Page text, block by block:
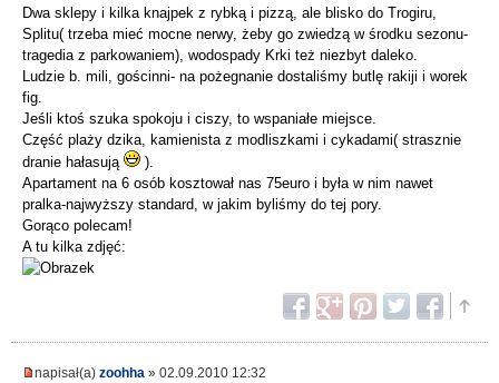
Dwa sklepy i kilka knajpek z rybką i pizzą, ale blisko do Trogiru,
Splitu( trzeba mieć mocne nerwy, żeby go zwiedzą w środku sezonu-
tragedia z parkowaniem), wodospady Krki też niezbyt daleko.
Ludzie b. mili, gościnni- na pożegnanie dostaliśmy butlę rakiji i worek
fig.
Jeśli ktoś szuka spokoju i ciszy, to wspaniałe miejsce.
Część plaży dzika, kamienista z modliszkami i cykadami( strasznie
dranie hałasują
).
Apartament na 6 osób kosztował nas 75euro i była w nim nawet
pralka-najwyższy standard, w jakim byliśmy do tej pory.
Gorąco polecam!
A tu kilka zdjęć:
napisał(a) zoohha » 02.09.2010 12:32